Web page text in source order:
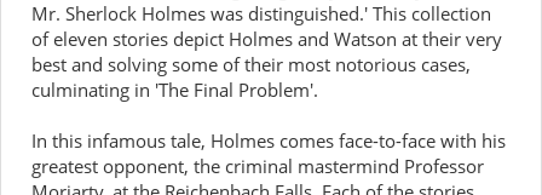
Mr. Sherlock Holmes was distinguished.' This collection
of eleven stories depict Holmes and Watson at their very
best and solving some of their most notorious cases,
culminating in 'The Final Problem'.
In this infamous tale, Holmes comes face-to-face with his
greatest opponent, the criminal mastermind Professor